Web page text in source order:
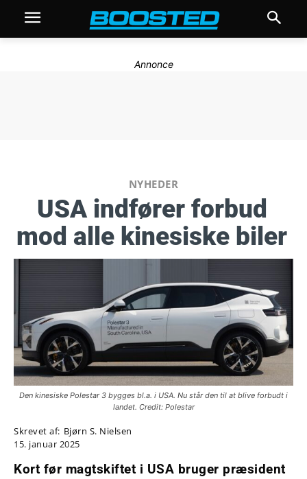
Annonce
NYHEDER
USA indfører forbud
mod alle kinesiske biler
Den kinesiske Polestar 3 bygges bl.a. i USA. Nu står den til at blive forbudt i
landet. Credit: Polestar
Skrevet af: Bjørn S. Nielsen
15. januar 2025
Kort før magtskiftet i USA bruger præsident